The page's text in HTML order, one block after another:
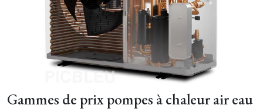
Gammes de prix pompes à chaleur air eau